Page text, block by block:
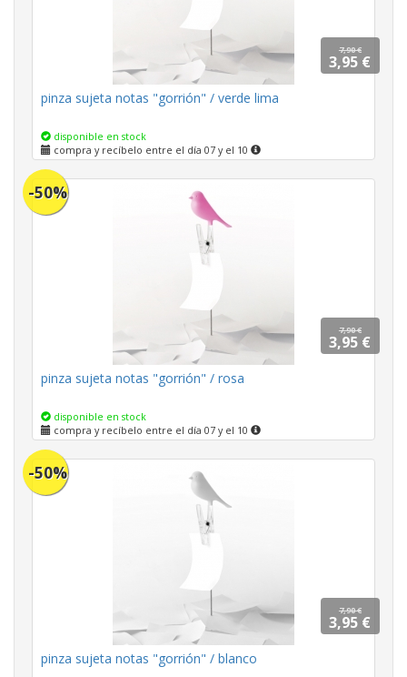
7,90 €
3,95 €
pinza sujeta notas "gorrión" / verde lima
disponible en stock
compra y recíbelo entre el día 07 y el 10
-50%
7,90 €
3,95 €
pinza sujeta notas "gorrión" / rosa
disponible en stock
compra y recíbelo entre el día 07 y el 10
-50%
7,90 €
3,95 €
pinza sujeta notas "gorrión" / blanco